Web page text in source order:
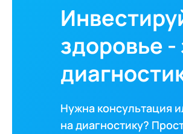
здоровье
Нужна консультация
на диагностику?